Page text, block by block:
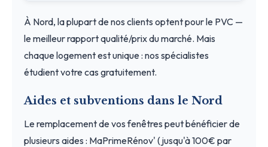
À Nord, la plupart de nos clients optent pour le PVC —
le meilleur rapport qualité/prix du marché. Mais
chaque logement est unique : nos spécialistes
étudient votre cas gratuitement.
Aides et subventions dans le Nord
Le remplacement de vos fenêtres peut bénéficier de
plusieurs aides : MaPrimeRénov' (jusqu'à 100€ par